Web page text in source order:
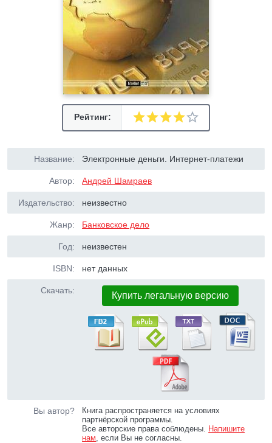
Рейтинг:
Название: Электронные деньги. Интернет-платежи
Автор: Андрей Шамраев
Издательство: неизвестно
Жанр: Банковское дело
Год: неизвестен
ISBN: нет данных
Скачать: Купить легальную версию
Вы автор?
Книга распространяется на условиях
партнёрской программы.
Все авторские права соблюдены. Напишите
нам, если Вы не согласны.